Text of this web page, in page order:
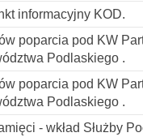
informacyjny KOD.
poparcia pod KW
Podlaskiego .
poparcia pod KW
Podlaskiego .
- wkład Służby